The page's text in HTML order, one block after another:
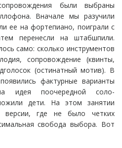
были выбраны
Вначале мы разучили
ее на фортепиано, поиграли с
перенесли на штабшпили.
само: сколько инструментов
сопровождение (квинты,
(остинатный мотив). В
фактурные варианты
идея поочередной соло-
дети. На этом занятии
версии, где не было четких
свобода выбора. Вот